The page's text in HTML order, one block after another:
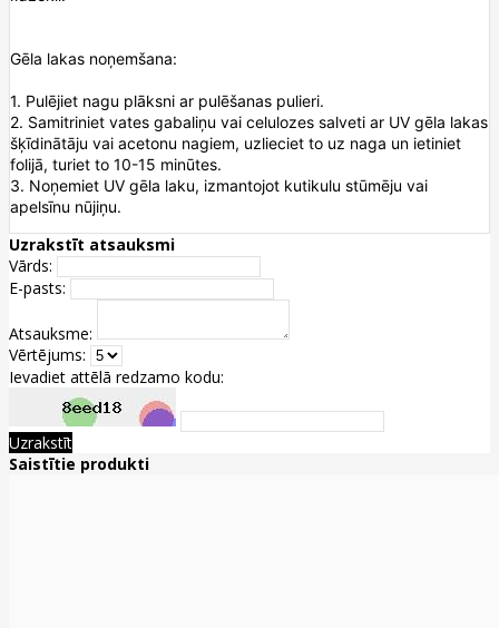
Gēla lakas noņemšana:
1. Pulējiet nagu plāksni ar pulēšanas pulieri.
2. Samitriniet vates gabaliņu vai celulozes salveti ar UV gēla lakas
šķīdinātāju vai acetonu nagiem, uzlieciet to uz naga un ietiniet
folijā, turiet to 10-15 minūtes.
3. Noņemiet UV gēla laku, izmantojot kutikulu stūmēju vai
apelsīnu nūjiņu.
Uzrakstīt atsauksmi
Vārds:
E-pasts:
Atsauksme:
Vērtējums:
Ievadiet attēlā redzamo kodu:
Uzrakstīt
Saistītie produkti